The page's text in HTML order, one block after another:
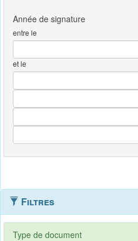
entre le
et le
Filtres
Type de document